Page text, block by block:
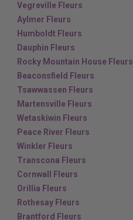
Vegreville Fleurs
Aylmer Fleurs
Humboldt Fleurs
Dauphin Fleurs
Rocky Mountain House Fleurs
Beaconsfield Fleurs
Tsawwassen Fleurs
Martensville Fleurs
Wetaskiwin Fleurs
Peace River Fleurs
Winkler Fleurs
Transcona Fleurs
Cornwall Fleurs
Orillia Fleurs
Rothesay Fleurs
Brantford Fleurs